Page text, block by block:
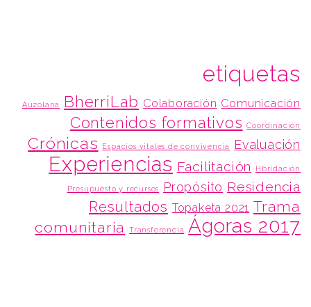
etiquetas
Auzolana BherriLab Colaboración Comunicación
Contenidos formativos Coordinación
Crónicas Espacios vitales de convivencia Evaluación
Experiencias Facilitación Hbridación
Presupuesto y recursos Propósito Residencia
Resultados Topaketa 2021 Trama
comunitaria
Transferencia Ágoras 2017